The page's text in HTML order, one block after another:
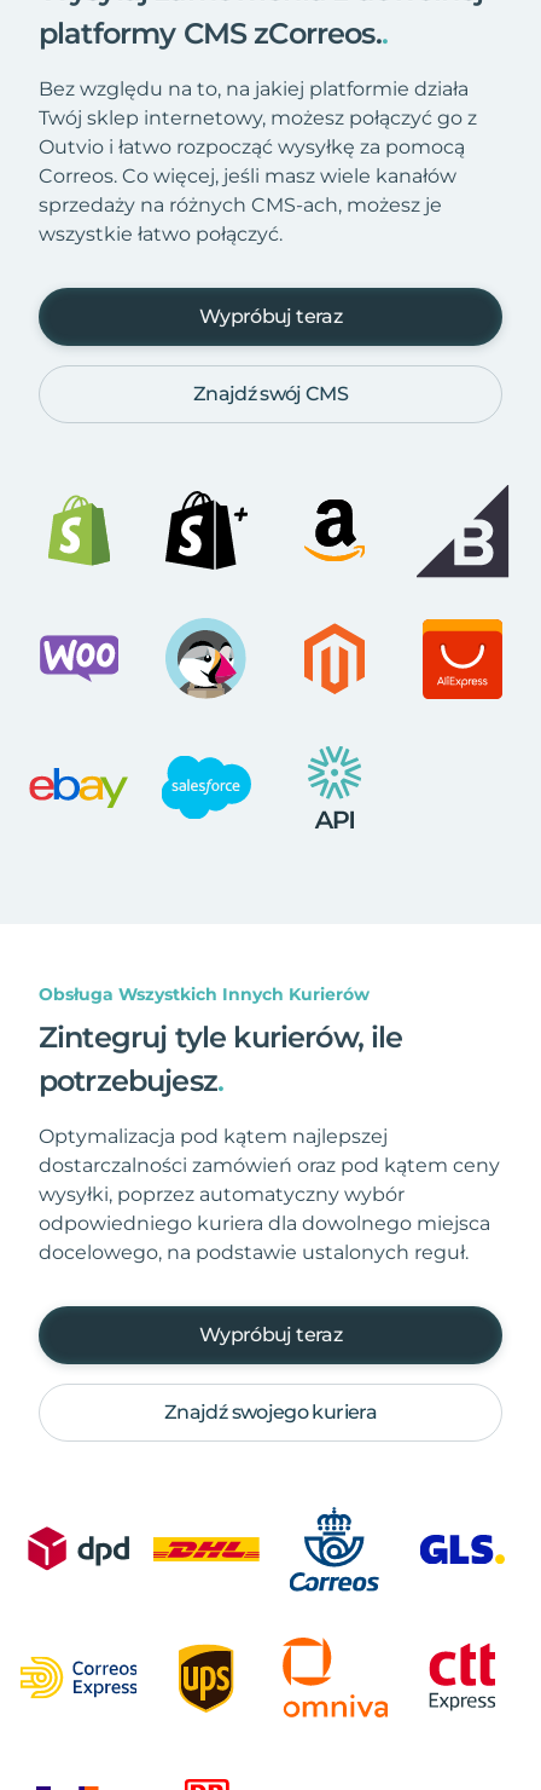
platformy CMS zCorreos..
Bez względu na to, na jakiej platformie działa
Twój sklep internetowy, możesz połączyć go z
Outvio i łatwo rozpocząć wysyłkę za pomocą
Correos. Co więcej, jeśli masz wiele kanałów
sprzedaży na różnych CMS-ach, możesz je
wszystkie łatwo połączyć.
Wypróbuj teraz
Znajdź swój CMS
Obsługa Wszystkich Innych Kurierów
Zintegruj tyle kurierów, ile
potrzebujesz.
Optymalizacja pod kątem najlepszej
dostarczalności zamówień oraz pod kątem ceny
wysyłki, poprzez automatyczny wybór
odpowiedniego kuriera dla dowolnego miejsca
docelowego, na podstawie ustalonych reguł.
Wypróbuj teraz
Znajdź swojego kuriera